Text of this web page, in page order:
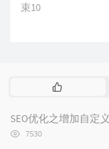
束10
热
文
浏
7530